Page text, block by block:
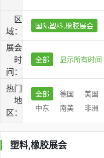
区
域：
国际塑料,橡胶展会
展会
时
间：
全部 显示所有时间
热门
地
区：
全部 德国 美国
中东
南美 非洲
塑料,橡胶展会